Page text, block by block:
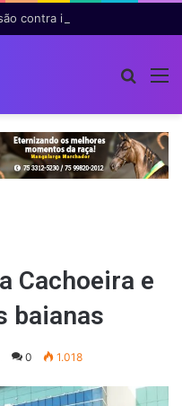
Cachoeira e
baianas
0 1.018